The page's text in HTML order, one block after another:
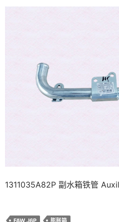
1311035A82P 副水箱铁管
FAW J6P 膨胀箱